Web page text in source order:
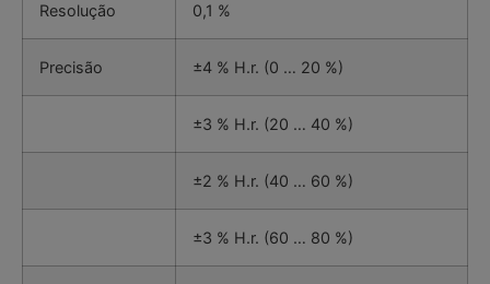
Resolução 0,1 %
Precisão ±4 % H.r. (0 … 20 %)
±3 % H.r. (20 … 40 %)
±2 % H.r. (40 … 60 %)
±3 % H.r. (60 … 80 %)